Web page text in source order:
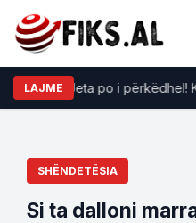
LAJMEJeta po i përkëdhel!
SHËNDETËSIA
Si ta dalloni